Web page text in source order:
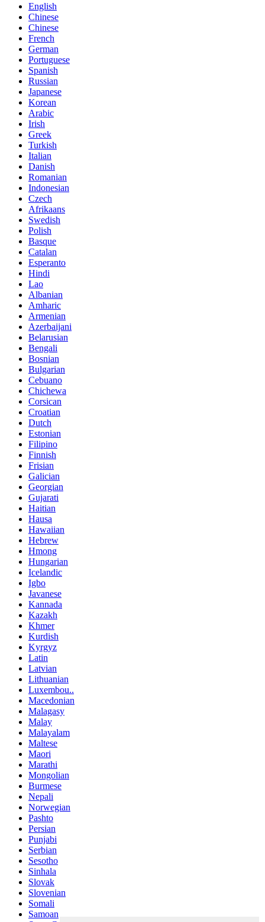
English
Chinese
Chinese
French
German
Portuguese
Spanish
Russian
Japanese
Korean
Arabic
Irish
Greek
Turkish
Italian
Danish
Romanian
Indonesian
Czech
Afrikaans
Swedish
Polish
Basque
Catalan
Esperanto
Hindi
Lao
Albanian
Amharic
Armenian
Azerbaijani
Belarusian
Bengali
Bosnian
Bulgarian
Cebuano
Chichewa
Corsican
Croatian
Dutch
Estonian
Filipino
Finnish
Frisian
Galician
Georgian
Gujarati
Haitian
Hausa
Hawaiian
Hebrew
Hmong
Hungarian
Icelandic
Igbo
Javanese
Kannada
Kazakh
Khmer
Kurdish
Kyrgyz
Latin
Latvian
Lithuanian
Luxembou..
Macedonian
Malagasy
Malay
Malayalam
Maltese
Maori
Marathi
Mongolian
Burmese
Nepali
Norwegian
Pashto
Persian
Punjabi
Serbian
Sesotho
Sinhala
Slovak
Slovenian
Somali
Samoan